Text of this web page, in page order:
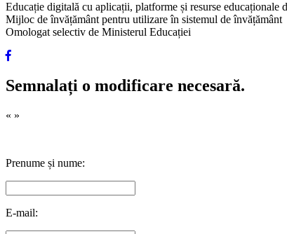
Educație digitală cu aplicații, platforme și resurse educaționale
Mijloc de învățământ pentru utilizare în sistemul de învățământ
Omologat selectiv de Ministerul Educației
Semnalați o modificare necesară.
« »
Prenume și nume:
E-mail: